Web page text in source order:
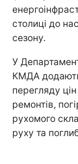
столиці до
сезону.
У
КМДА
перегляду
ремонтів,
рухомого
руху та